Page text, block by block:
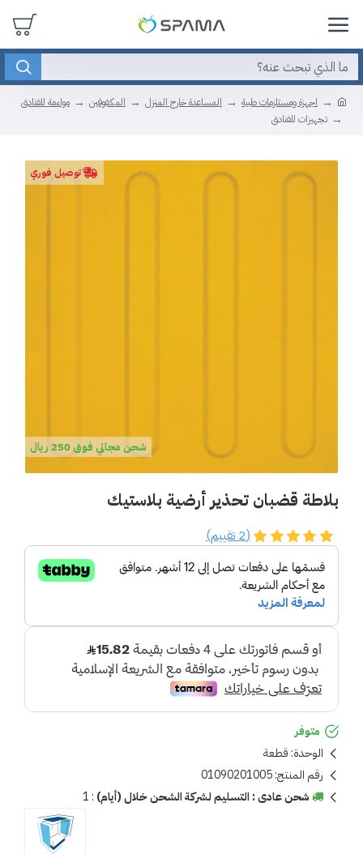
اجهزة ومستلزمات طبية المساعدة خارج المنزل المكفوفين
مواءمة للفنادق
تجهيزات للفنادق
توصيل فوري
شحن مجاني فوق 250 ريال
بلاطة قضبان تحذير أرضية بلاستيك
متوفر
الوحدة: قطعة
رقم المنتج:01090201005
شحن عادى : التسليم لشركة الشحن خلال (أيام) :
1
(2 تقييم)